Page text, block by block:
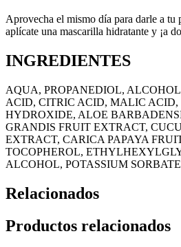
Aprovecha el mismo día para darle a tu
aplícate una mascarilla hidratante y ¡a
INGREDIENTES
AQUA, PROPANEDIOL,
ACID, CITRIC ACID, MALIC
HYDROXIDE, ALOE
GRANDIS FRUIT EXTRACT,
EXTRACT, CARICA PAPAYA
TOCOPHEROL,
ALCOHOL, POTASSIUM
Relacionados
Productos relacionados